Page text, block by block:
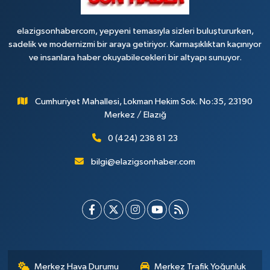
elazigsonhabercom, yepyeni temasıyla sizleri buluştururken,
sadelik ve modernizmi bir araya getiriyor. Karmaşıklıktan kaçınıyor
ve insanlara haber okuyabilecekleri bir altyapı sunuyor.
Cumhuriyet Mahallesi, Lokman Hekim Sok. No:35, 23190
Merkez / Elazığ
0 (424) 238 81 23
bilgi@elazigsonhaber.com
Merkez Hava Durumu Merkez Trafik Yoğunluk